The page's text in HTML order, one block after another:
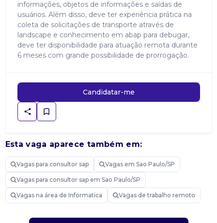
informações, objetos de informações e saídas de
usuários. Além disso, deve ter experiência prática na
coleta de solicitações de transporte através de
landscape e conhecimento em abap para debugar,
deve ter disponibilidade para atuação remota durante
6 meses com grande possibilidade de prorrogação.
Candidatar-me
Esta vaga aparece também em:
Vagas para consultor sap Vagas em Sao Paulo/SP
Vagas para consultor sap em Sao Paulo/SP
Vagas na área de Informatica Vagas de trabalho remoto